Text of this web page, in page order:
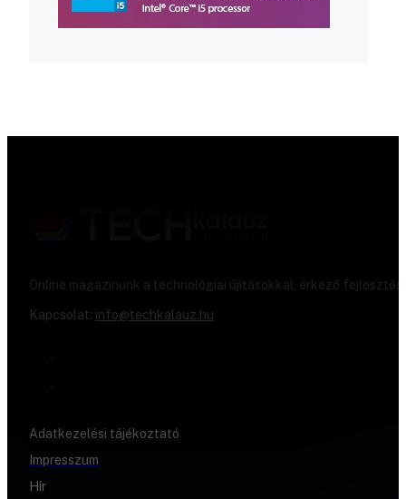
Online magazinunk a technológiai újításokkal, érkező
Kapcsolat: info@techkalauz.hu
Adatkezelési tájékoztató
Impresszum
Hír